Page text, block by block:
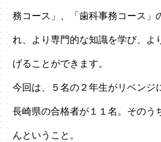
務コース」、「歯科事務コース」
れ、より専門的な知識を学び、よ
げることができます。
今回は、５名の２年生がリベンジ
長崎県の合格者が１１名。そのう
んということ。